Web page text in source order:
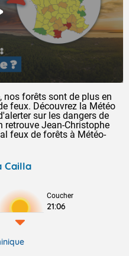
forêts sont de plus en
feux. Découvrez la Météo
sur les dangers de
retrouve Jean-Christophe
feux de forêts à Météo-
Cailla
Coucher
21:06